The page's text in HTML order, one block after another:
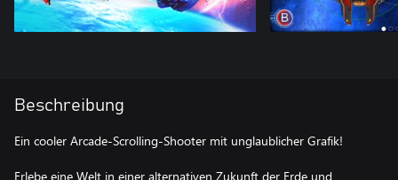
Beschreibung
Ein cooler Arcade-Scrolling-Shooter mit unglaublicher Grafik!
Erlebe eine Welt in einer alternativen Zukunft der Erde und